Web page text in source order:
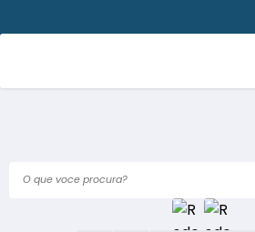
O que voce procura?